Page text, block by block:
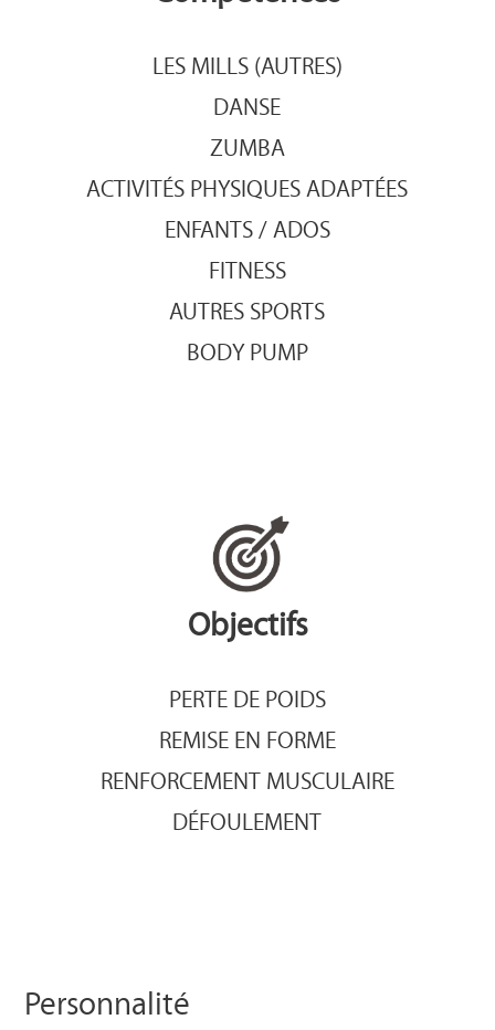
LES MILLS (AUTRES)
DANSE
ZUMBA
ACTIVITÉS PHYSIQUES ADAPTÉES
ENFANTS / ADOS
FITNESS
AUTRES SPORTS
BODY PUMP
Objectifs
PERTE DE POIDS
REMISE EN FORME
RENFORCEMENT MUSCULAIRE
DÉFOULEMENT
Personnalité